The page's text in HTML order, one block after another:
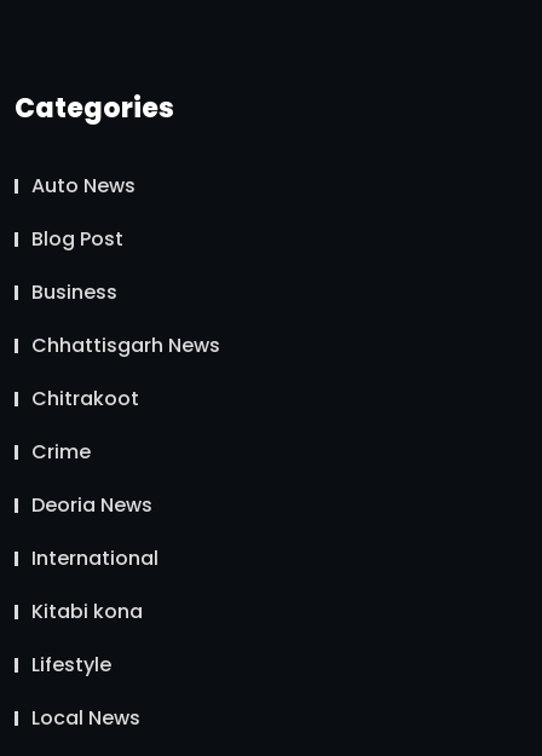
Categories
Auto News
Blog Post
Business
Chhattisgarh News
Chitrakoot
Crime
Deoria News
International
Kitabi kona
Lifestyle
Local News